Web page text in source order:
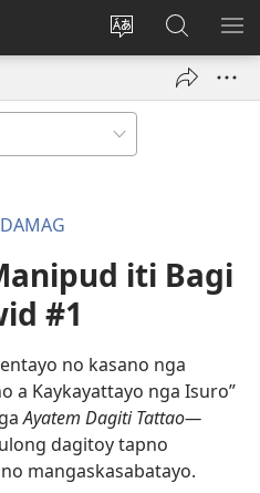
Baliwan
lengguahe
ti
site
Ag-
log
(manglukat
iti
Agbirok
iti
JW.ORG
iti Bagi
#1
no kasano nga
a Kaykayattayo nga Isuro”
Ayatem Dagiti Tattao—
dagitoy tapno
mangaskasabatayo.